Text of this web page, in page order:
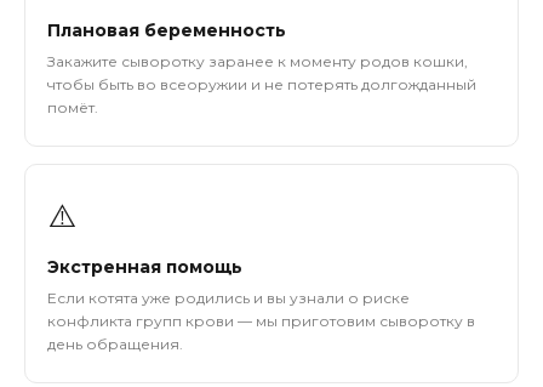
Плановая беременность
Закажите сыворотку заранее к моменту родов кошки,
чтобы быть во всеоружии и не потерять долгожданный
помёт.
⚠️
Экстренная помощь
Если котята уже родились и вы узнали о риске
конфликта групп крови — мы приготовим сыворотку в
день обращения.